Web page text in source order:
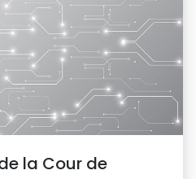
la Cour de